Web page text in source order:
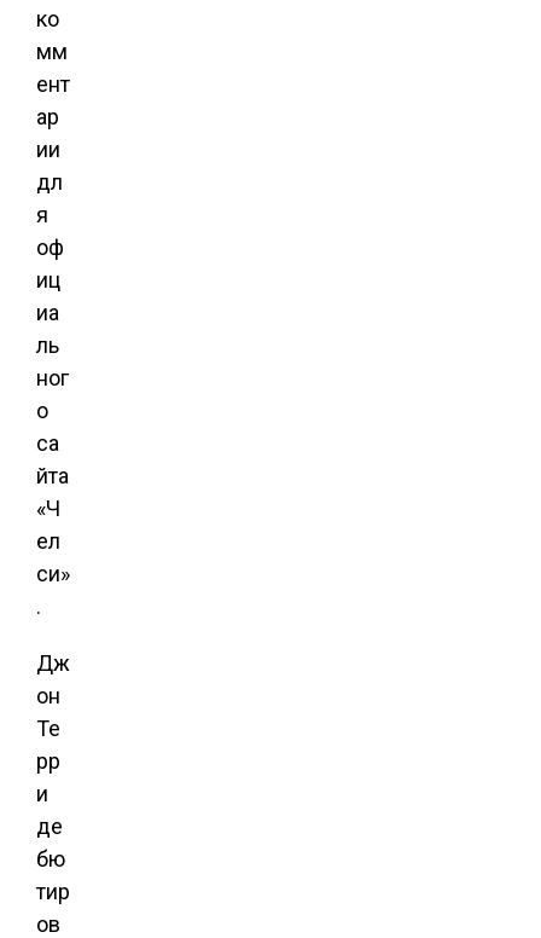
ко
мм
ент
ар
ии
дл
я
оф
иц
иа
ль
ног
о
са
йта
«Ч
ел
си»
.
Дж
он
Те
рр
и
де
бю
тир
ов